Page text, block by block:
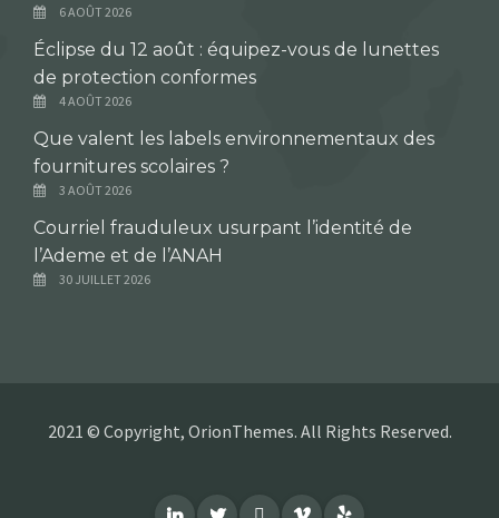
6 AOÛT 2026
Éclipse du 12 août : équipez-vous de lunettes
de protection conformes
4 AOÛT 2026
Que valent les labels environnementaux des
fournitures scolaires ?
3 AOÛT 2026
Courriel frauduleux usurpant l’identité de
l’Ademe et de l’ANAH
30 JUILLET 2026
2021 © Copyright, OrionThemes. All Rights Reserved.